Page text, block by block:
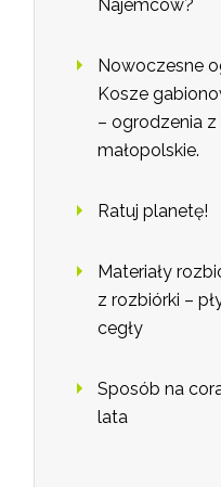
Najemców?
Nowoczesne
Kosze
– ogrodzenia
małopolskie.
Ratuj planetę!
Materiały
z rozbiórki –
cegły
Sposób na
lata